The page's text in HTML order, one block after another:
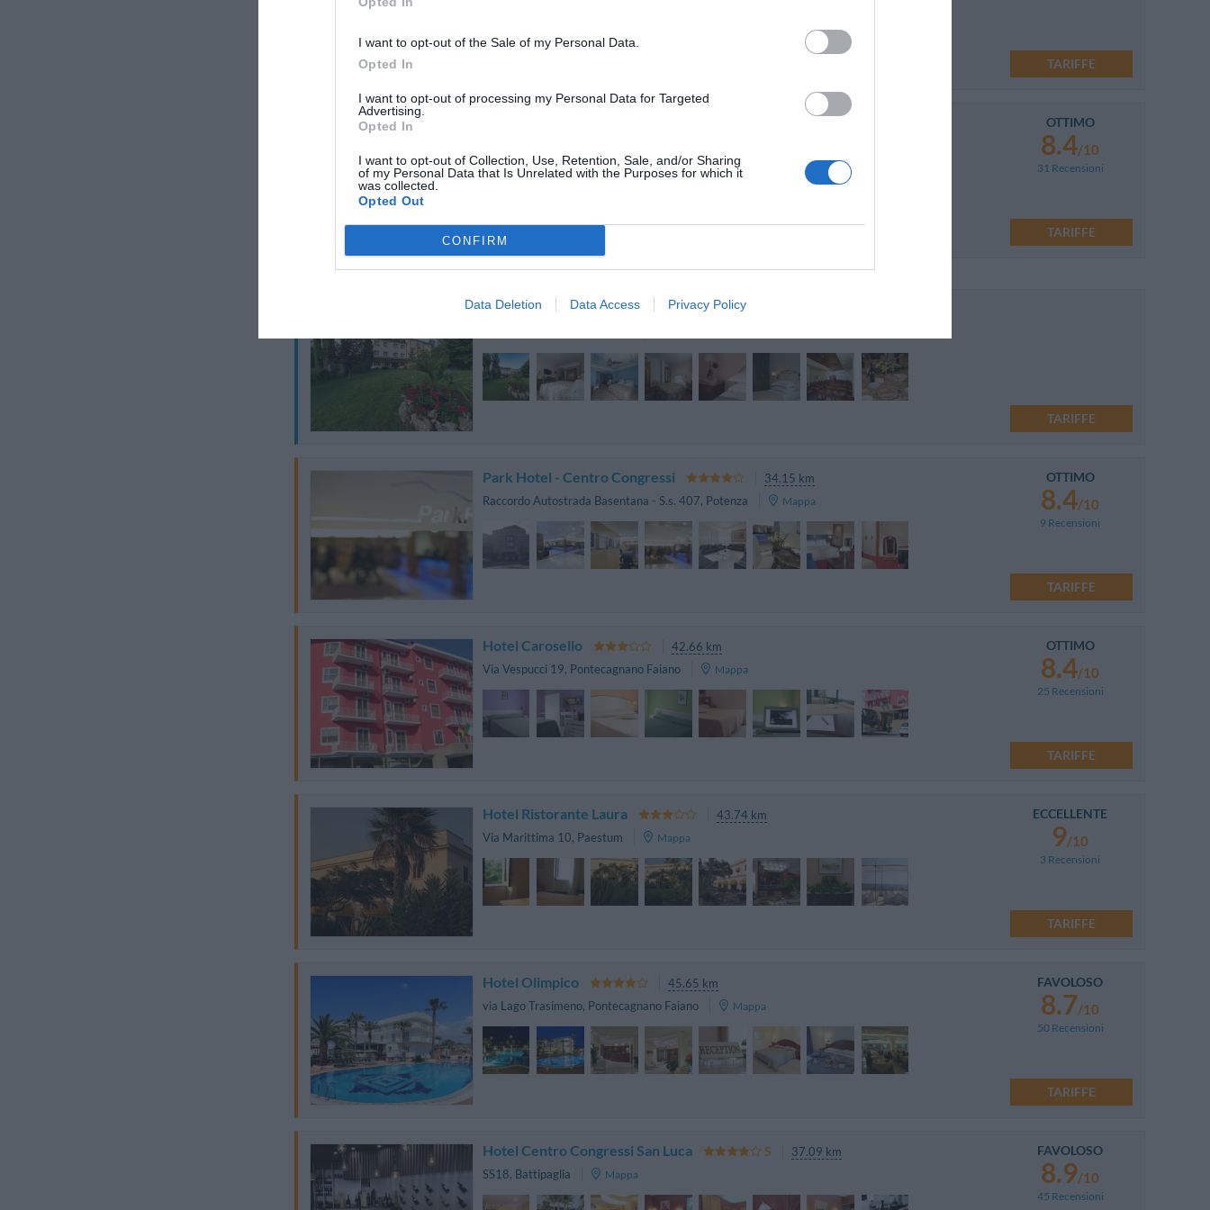
I want to opt-out of the Sale of my Personal Data.
Opted In
I want to opt-out of processing my Personal Data for Targeted
Advertising.
Opted In
I want to opt-out of Collection, Use, Retention, Sale, and/or Sharing
of my Personal Data that Is Unrelated with the Purposes for which it
was collected.
Opted Out
CONFIRM
Data Deletion Data Access Privacy Policy
TARIFFE
OTTIMO
8.4/10
31 Recensioni
TARIFFE
Albergo Ristorante La Primula
TARIFFE
Park Hotel - Centro Congressi
34.15 km
Raccordo Autostrada Basentana - S.s. 407, Potenza Mappa
OTTIMO
8.4/10
9 Recensioni
TARIFFE
Hotel Carosello
42.66 km
Via Vespucci 19, Pontecagnano Faiano Mappa
OTTIMO
8.4/10
25 Recensioni
TARIFFE
Hotel Ristorante Laura
43.74 km
Via Marittima 10, Paestum Mappa
ECCELLENTE
9/10
3 Recensioni
TARIFFE
Hotel Olimpico
45.65 km
via Lago Trasimeno, Pontecagnano Faiano Mappa
FAVOLOSO
8.7/10
50 Recensioni
TARIFFE
Hotel Centro Congressi San Luca
37.09 km
SS18, Battipaglia Mappa
FAVOLOSO
8.9/10
45 Recensioni